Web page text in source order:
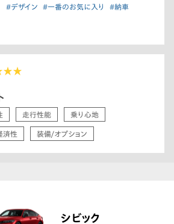
#デザイン #一番のお気に入り #納車
走行性能 乗り心地
済性 装備/オプション
シビック